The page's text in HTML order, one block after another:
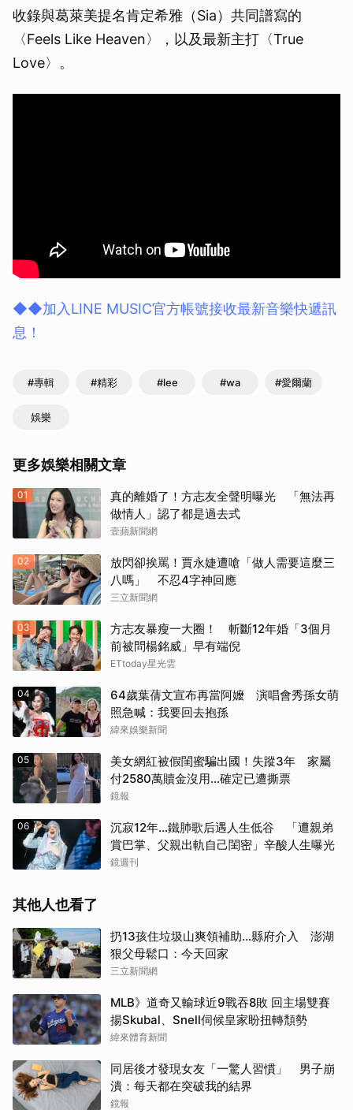
收錄與葛萊美提名肯定希雅（Sia）共同譜寫的
〈Feels Like Heaven〉，以及最新主打〈True
Love〉。
◆◆加入LINE MUSIC官方帳號接收最新音樂快遞訊
息！
#專輯 #精彩 #lee #wa #愛爾蘭
娛樂
更多娛樂相關文章
01
真的離婚了！方志友全聲明曝光 「無法再
做情人」認了都是過去式
壹蘋新聞網
02
放閃卻挨罵！賈永婕遭嗆「做人需要這麼三
八嗎」 不忍4字神回應
三立新聞網
03
方志友暴瘦一大圈！ 斬斷12年婚「3個月
前被問楊銘威」早有端倪
ETtoday星光雲
04
64歲葉蒨文宣布再當阿嬤 演唱會秀孫女萌
照急喊：我要回去抱孫
緯來娛樂新聞
05
美女網紅被假閨蜜騙出國！失蹤3年 家屬
付2580萬贖金沒用…確定已遭撕票
鏡報
06
沉寂12年…鐵肺歌后遇人生低谷 「遭親弟
賞巴掌、父親出軌自己閨密」辛酸人生曝光
鏡週刊
其他人也看了
扔13孩住垃圾山爽領補助…縣府介入 澎湖
狠父母鬆口：今天回家
三立新聞網
MLB》道奇又輸球近9戰吞8敗 回主場雙賽
揚Skubal、Snell伺候皇家盼扭轉頹勢
緯來體育新聞
同居後才發現女友「一驚人習慣」 男子崩
潰：每天都在突破我的結界
鏡報